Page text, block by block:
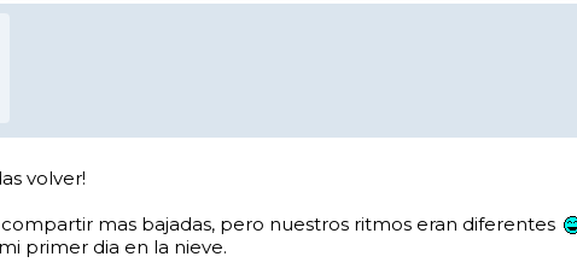
volver!
mas bajadas, pero nuestros ritmos eran diferentes
primer dia en la nieve.